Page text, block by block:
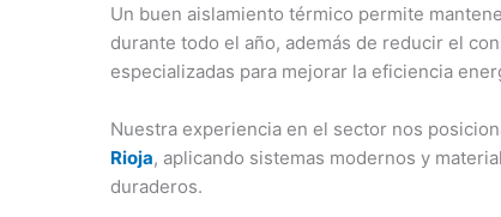
Un buen aislamiento térmico permite
durante todo el año, además de reducir el
especializadas para mejorar la eficiencia
Nuestra experiencia en el sector nos
Rioja, aplicando sistemas modernos y
duraderos.